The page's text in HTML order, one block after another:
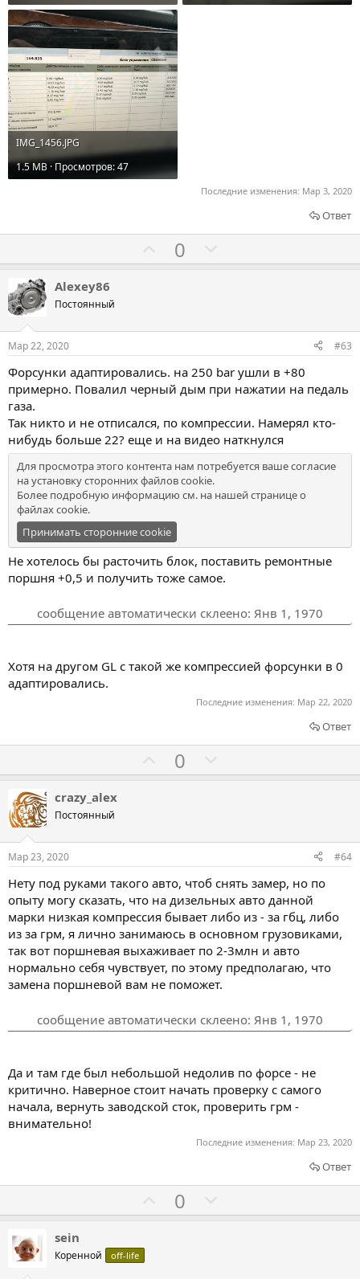
IMG_1456.JPG
1.5 MB · Просмотров: 47
Последние изменения: Мар 3, 2020
Ответ
о
с
в
а
т
ь
з
а
0
о
с
в
а
т
ь
п
р
о
т
Alexey86
Постоянный
Мар 22, 2020 #63
Форсунки адаптировались. на 250 bar ушли в +80
примерно. Повалил черный дым при нажатии на педаль
газа.
Так никто и не отписался, по компрессии. Намерял кто-
нибудь больше 22? еще и на видео наткнулся
Для просмотра этого контента нам потребуется ваше согласие
на установку сторонних файлов cookie.
Более подробную информацию см. на нашейстранице о
файлах cookie.
Принимать сторонние cookie
Не хотелось бы расточить блок, поставить ремонтные
поршня +0,5 и получить тоже самое.
сообщение автоматически склеено: Янв 1, 1970
Хотя на другом GL с такой же компрессией форсунки в 0
адаптировались.
Последние изменения: Мар 22, 2020
Ответ
о
с
в
а
т
ь
з
а
0
о
с
в
а
т
ь
п
р
и
crazy_alex
Постоянный
Мар 23, 2020 #64
Нету под руками такого авто, чтоб снять замер, но по
опыту могу сказать, что на дизельных авто данной
марки низкая компрессия бывает либо из - за гбц, либо
из за грм, я лично занимаюсь в основном грузовиками,
так вот поршневая выхаживает по 2-3млн и авто
нормально себя чувствует, по этому предполагаю, что
замена поршневой вам не поможет.
сообщение автоматически склеено: Янв 1, 1970
Да и там где был небольшой недолив по форсе - не
критично. Наверное стоит начать проверку с самого
начала, вернуть заводской сток, проверить грм -
внимательно!
Последние изменения: Мар 23, 2020
Ответ
о
0
о
sein
Коренной off-life